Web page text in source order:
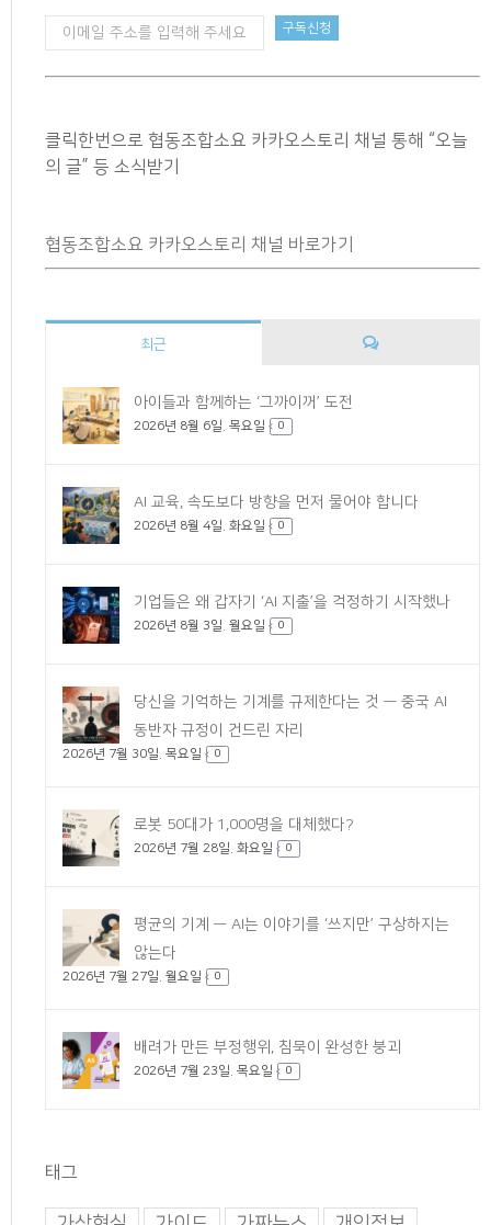
클릭한번으로 협동조합소요 카카오스토리 채널 통해 “오늘
의 글” 등 소식받기
협동조합소요 카카오스토리 채널 바로가기
최근
아이들과 함께하는 ‘그까이꺼’ 도전
2026년 8월 6일. 목요일 0
AI 교육, 속도보다 방향을 먼저 물어야 합니다
2026년 8월 4일. 화요일 0
기업들은 왜 갑자기 ‘AI 지출’을 걱정하기 시작했나
2026년 8월 3일. 월요일 0
당신을 기억하는 기계를 규제한다는 것 — 중국 AI
동반자 규정이 건드린 자리
2026년 7월 30일. 목요일 0
로봇 50대가 1,000명을 대체했다?
2026년 7월 28일. 화요일 0
평균의 기계 — AI는 이야기를 ‘쓰지만’ 구상하지는
않는다
2026년 7월 27일. 월요일 0
배려가 만든 부정행위, 침묵이 완성한 붕괴
2026년 7월 23일. 목요일 0
태그